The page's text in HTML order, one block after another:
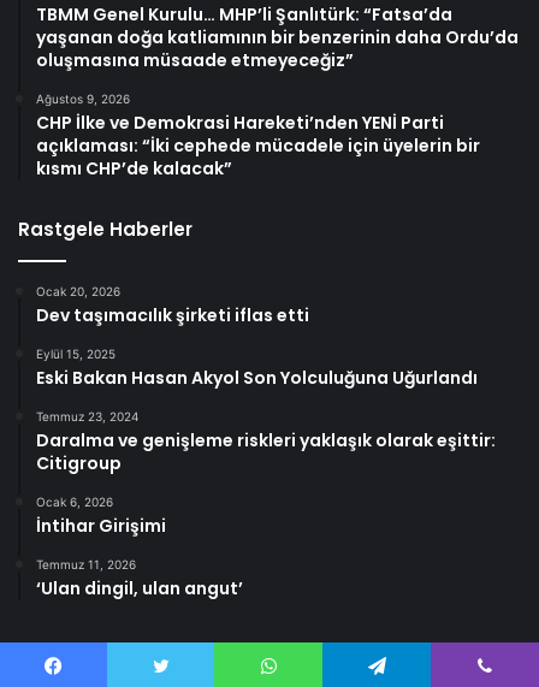
TBMM Genel Kurulu… MHP’li Şanlıtürk: “Fatsa’da
yaşanan doğa katliamının bir benzerinin daha Ordu’da
oluşmasına müsaade etmeyeceğiz”
Ağustos 9, 2026
CHP İlke ve Demokrasi Hareketi’nden YENİ Parti
açıklaması: “İki cephede mücadele için üyelerin bir
kısmı CHP’de kalacak”
Rastgele Haberler
Ocak 20, 2026
Dev taşımacılık şirketi iflas etti
Eylül 15, 2025
Eski Bakan Hasan Akyol Son Yolculuğuna Uğurlandı
Temmuz 23, 2024
Daralma ve genişleme riskleri yaklaşık olarak eşittir:
Citigroup
Ocak 6, 2026
İntihar Girişimi
Temmuz 11, 2026
‘Ulan dingil, ulan angut’